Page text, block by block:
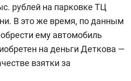
рублей на парковке ТЦ
В это же время, по данным
ему автомобиль
на деньги Деткова —
взятки за